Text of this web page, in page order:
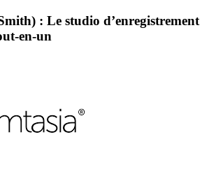
: Le studio d’enregistrement
en-un